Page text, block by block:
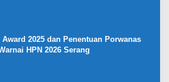
Award 2025 dan Penentuan Porwanas
HPN 2026 Serang